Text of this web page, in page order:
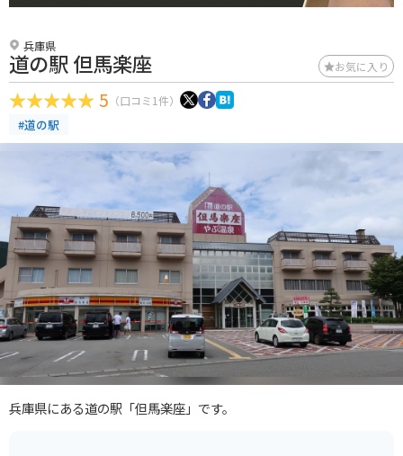
兵庫県
道の駅 但馬楽座 お気に入り
5 （口コミ1件）
#道の駅
兵庫県にある道の駅「但馬楽座」です。